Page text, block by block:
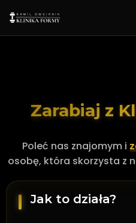
Zarabiaj z
Poleć nas znajomym i
osobę, która skorzysta z
Jak to działa?